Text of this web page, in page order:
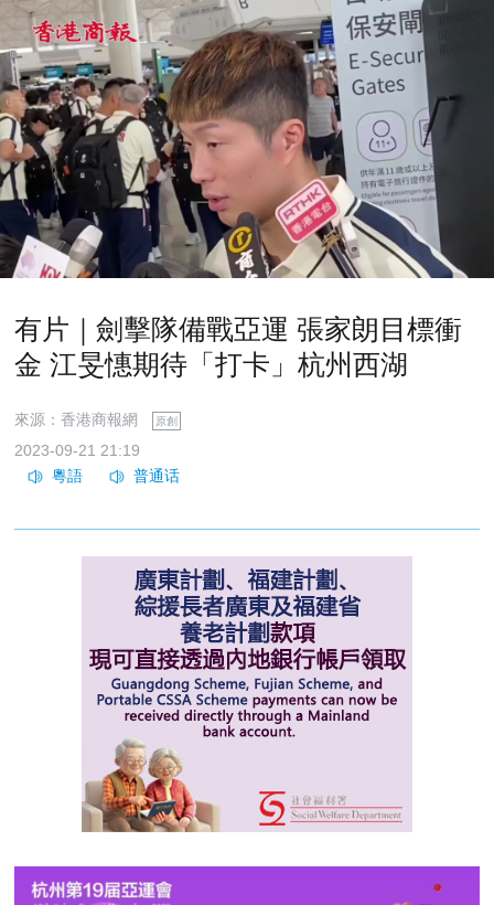
有片｜劍擊隊備戰亞運 張家朗目標衝
金 江旻憓期待「打卡」杭州西湖
來源：香港商報網 原創
2023-09-21 21:19